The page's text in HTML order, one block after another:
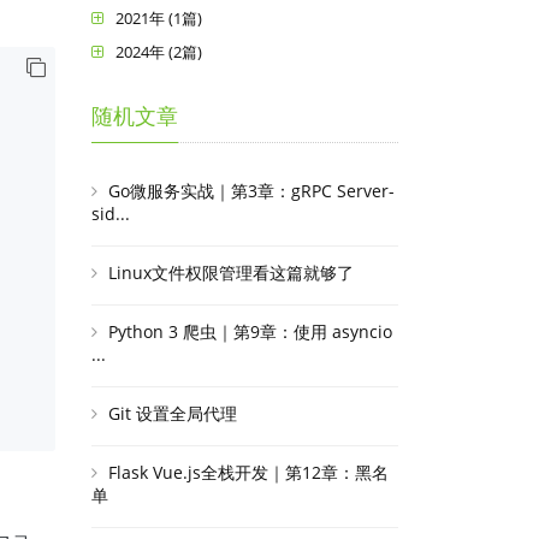
2021年 (1篇)
2024年 (2篇)
随机文章
Go微服务实战｜第3章：gRPC Server-
sid...
Linux文件权限管理看这篇就够了
Python 3 爬虫｜第9章：使用 asyncio
...
Git 设置全局代理
Flask Vue.js全栈开发｜第12章：黑名
单